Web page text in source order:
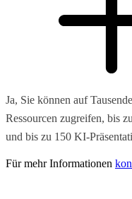
Ja, Sie können auf
Ressourcen zugreifen, bis
und bis zu 150 KI-
Für mehr Informationen